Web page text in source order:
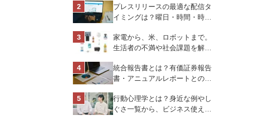
トを解説
プレスリリースの最適な配信タ
イミングは？曜日・時間・時期
化させよう
家電から、米、ロボットまで。
生活者の不満や社会課題を解決
スオーヤマ株式会社
統合報告書とは？有価証券報告
書・アニュアルレポートとの違
行動心理学とは？身近な例やし
ぐさ一覧から、ビジネス使える